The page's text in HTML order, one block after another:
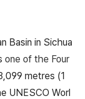
Basin in Sichua
one of the Four
metres (1
UNESCO Worl